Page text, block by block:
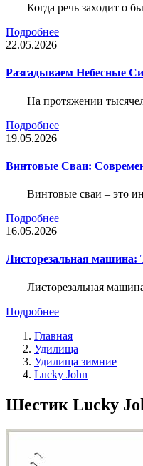
Когда речь заходит о
Подробнее
22.05.2026
Разгадываем Небесные
На протяжении
Подробнее
19.05.2026
Винтовые Сваи:
Винтовые сваи – это
Подробнее
16.05.2026
Листорезальная машина:
Листорезальная
Подробнее
Главная
Удилища
Удилища зимние
Lucky John
Шестик Lucky